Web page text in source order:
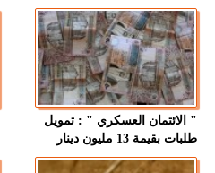
" الائتمان العسكري " : تمويل
طلبات بقيمة 13 مليون دينار